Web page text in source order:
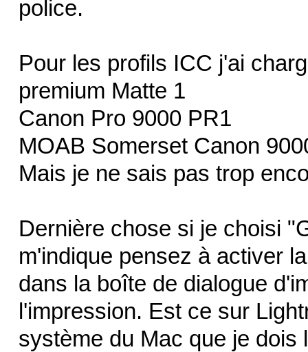
police.
Pour les profils ICC j'ai
premium Matte 1
Canon Pro 9000 PR1
MOAB Somerset Canon
Mais je ne sais pas trop
Dernière chose si je choisi
m'indique pensez à activer
dans la boîte de dialogue
l'impression. Est ce sur
système du Mac que je dois